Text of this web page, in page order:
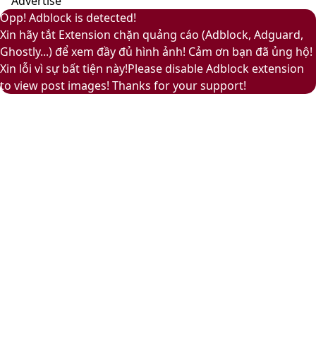
Facebook
X
LinkedIn
YouTube
Google
Play
Back
to
top
button
Close
Opp! Adblock is detected!
Xin hãy tắt Extension chặn quảng cáo (Adblock, Adguard,
Ghostly...) để xem đầy đủ hình ảnh! Cảm ơn bạn đã ủng hộ!
Xin lỗi vì sự bất tiện này!Please disable Adblock extension
to view post images! Thanks for your support!